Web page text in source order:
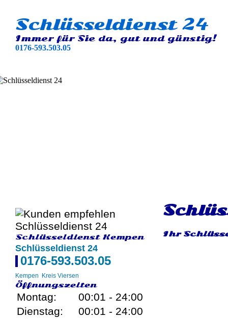
Schlüsseldienst 24
Immer für Sie da, gut und günstig!
0176-593.503.05
Schlüsseldienst Kempen
Schlüsseldienst 24
0176-593.503.05
Kempen Kreis Viersen
Öffnungszeiten
Montag:
00:01 - 24:00
Dienstag:
00:01 - 24:00
Ihr